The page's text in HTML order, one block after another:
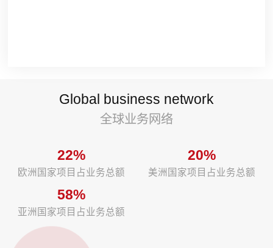
Global business network
全球业务网络
22%
欧洲国家项目占业务总额
20%
美洲国家项目占业务总额
58%
亚洲国家项目占业务总额